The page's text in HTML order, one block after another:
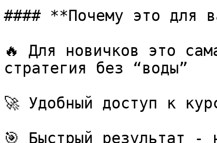
#### **Почему это для
🔥 Для новичков это
стратегия без “воды”
🚀 Удобный доступ к
🎯 Быстрый результат -